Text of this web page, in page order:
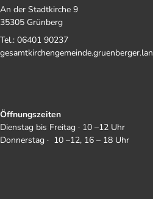
An der Stadtkirche 9
35305 Grünberg
Tel.: 06401 90237
Öffnungszeiten
Dienstag bis Freitag · 10 –12 Uhr
Donnerstag · 10 –12, 16 – 18 Uhr